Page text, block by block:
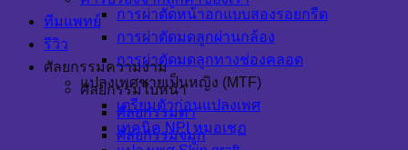
การผ่าตัดหน้าอกแบบสองรอยกรีด
การผ่าตัดมดลูกผ่านกล้อง
การผ่าตัดมดลูกทางช่องคลอด
แปลงเพศชายเป็นหญิง (MTF)
เตรียมตัวก่อนแปลงเพศ
เทคนิค NPI หมอเชฏ
ทีมแพทย์
รีวิว
ศัลยกรรมความงาม
ศัลยกรรมใบหน้า
ศัลยกรรมตา
ศัลยกรรมจมูก